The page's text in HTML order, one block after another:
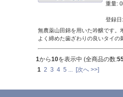
重量:
登録
無農薬山田錦を用いた吟醸です
よく締めた歯ざわりの良いタイ
1から10を表示中 (全商品の数:
1 2 3 4 5 [次へ >>]